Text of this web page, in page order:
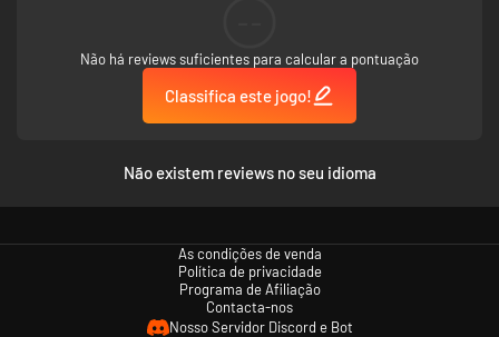
Não há reviews suficientes para calcular a pontuação
Classifica este jogo!
Não existem reviews no seu idioma
As condições de venda
Política de privacidade
Programa de Afiliação
Contacta-nos
Nosso Servidor Discord e Bot